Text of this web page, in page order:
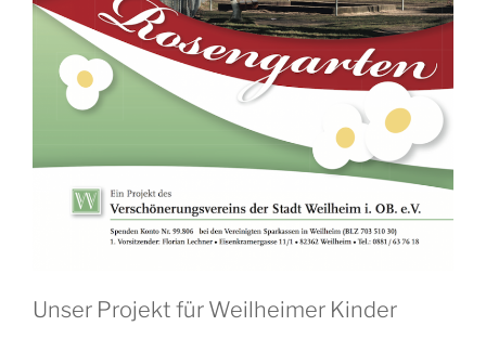
Unser Projekt für Weilheimer Kinder